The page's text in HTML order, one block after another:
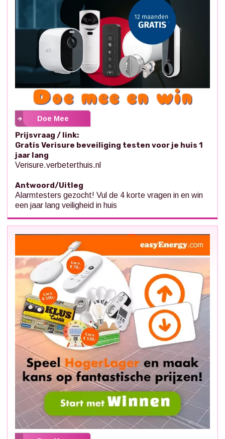
Doe Mee
Prijsvraag / link:
Gratis Verisure beveiliging testen voor je huis 1
jaar lang
Verisure.verbeterthuis.nl
Antwoord/Uitleg
Alarmtesters gezocht! Vul de 4 korte vragen in en win
een jaar lang veiligheid in huis